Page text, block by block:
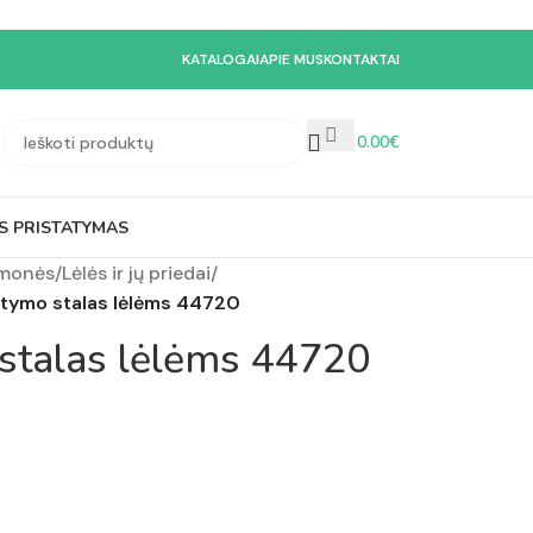
KATALOGAIAPIE MUSKONTAKTAI
0.00€
PRISTATYMAS
/Lėlės ir jų priedai/
stalas lėlėms 44720
lėlėms 44720